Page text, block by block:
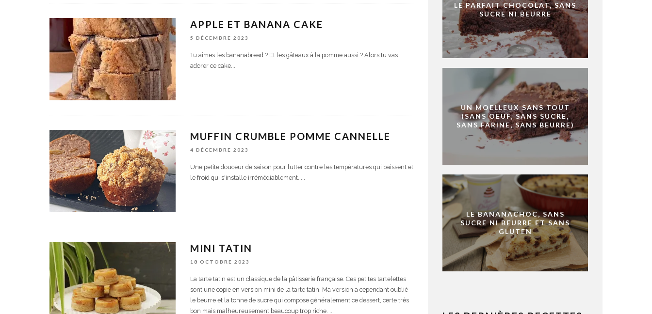
APPLE ET BANANA CAKE
5 DÉCEMBRE 2023
Tu aimes les bananabread ? Et les gâteaux à la pomme aussi ? Alors tu vas
adorer ce cake.
MUFFIN CRUMBLE POMME CANNELLE
4 DÉCEMBRE 2023
Une petite douceur de saison pour lutter contre les températures qui baissent et
le froid qui s'installe irrémédiablement.
MINI TATIN
18 OCTOBRE 2023
La tarte tatin est un classique de la pâtisserie française. Ces petites tartelettes
sont une copie en version mini de la tarte tatin. Ma version a cependant oublié
le beurre et la tonne de sucre qui compose généralement ce dessert, certe très
bon mais malheureusement beaucoup trop riche.
LE PARFAIT CHOCOLAT, SANS
SUCRE NI BEURRE
UN MOELLEUX SANS TOUT
(SANS OEUF, SANS SUCRE,
SANS FARINE, SANS BEURRE)
LE BANANACHOC, SANS
SUCRE NI BEURRE ET SANS
GLUTEN